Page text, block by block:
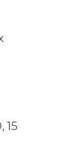
15